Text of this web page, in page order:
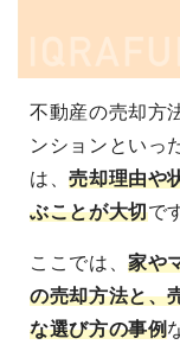
不動産の売却方
ンションといっ
は、売却理由や
ぶことが大切で
ここでは、家や
の売却方法と、
な選び方の事例